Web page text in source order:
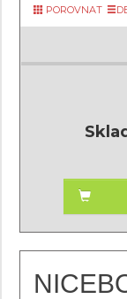
POROVNAT